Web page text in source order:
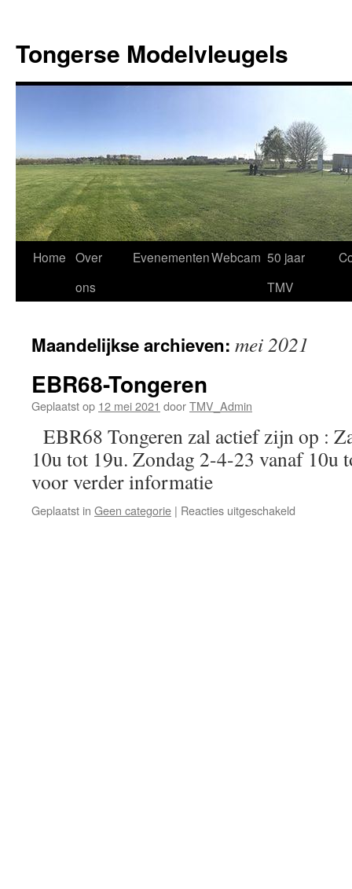
de
inhoud
Tongerse Modelvleugels
Home Over
ons
EvenementenWebcam 50 jaar
TMV
Maandelijkse archieven: mei 2021
EBR68-Tongeren
Geplaatst op 12 mei 2021 doorTMV_Admin
EBR68 Tongeren zal actief zijn op :
10u tot 19u. Zondag 2-4-23 vanaf
voor verder informatie
Geplaatst in Geen categorie | Reacties uitgeschakeld